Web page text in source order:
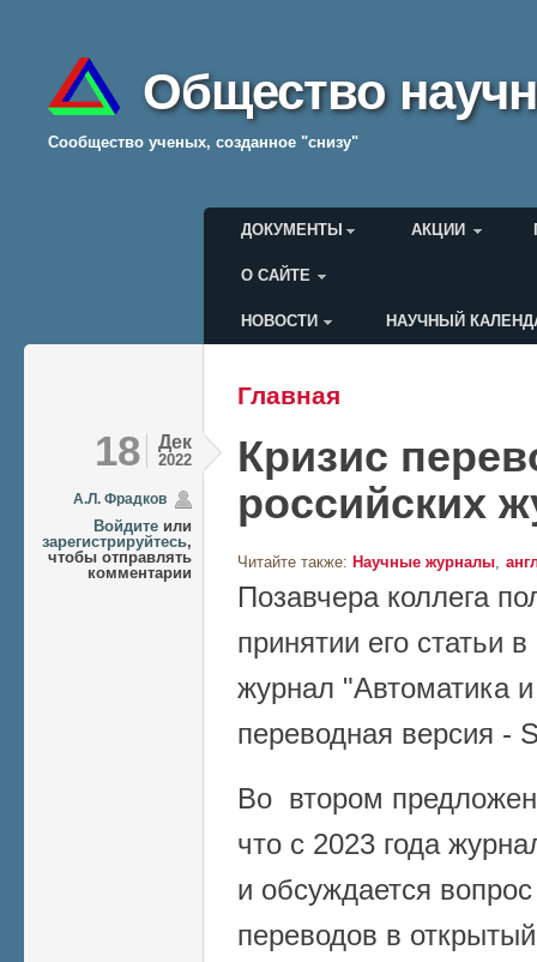
Общество
Cообщество ученых, созданное "снизу"
Главное меню
ДОКУМЕНТЫ АКЦИИ
О САЙТЕ
Меню пользователя
НОВОСТИ НАУЧНЫЙ
Вы здесь
Главная
18 Дек
2022
А.Л. Фрадков
Войдите или
зарегистрируйтесь,
чтобы отправлять
комментарии
Кризис
российских
Читайте также: Научные журналы
Позавчера коллега
принятии его статьи
журнал "Автоматика
переводная версия -
Во втором
что c 2023 года
и обсуждается
переводов в